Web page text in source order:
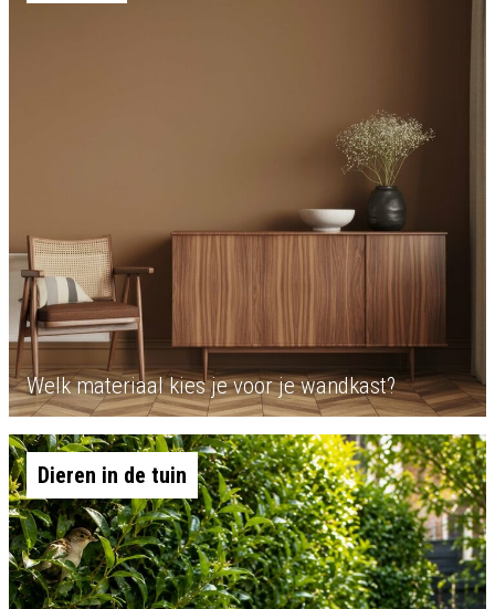
Welk materiaal kies je voor je wandkast?
Dieren in de tuin